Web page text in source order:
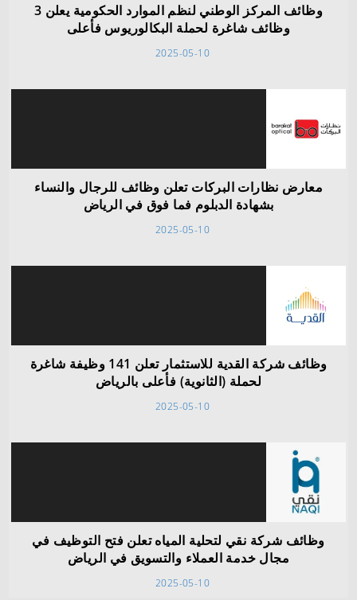
وظائف المركز الوطني لنظم الموارد الحكومية يعلن 3
وظائف شاغرة لحملة البكالوريوس فأعلى
2025-05-10
معارض نظارات البركات تعلن وظائف للرجال والنساء
بشهادة الدبلوم فما فوق في الرياض
2025-05-10
وظائف شركة القدية للاستثمار تعلن 141 وظيفة شاغرة
لحملة (الثانوية) فأعلى بالرياض
2025-05-10
وظائف شركة نقي لتحلية المياه تعلن فتح التوظيف في
مجال خدمة العملاء والتسويق في الرياض
2025-05-10